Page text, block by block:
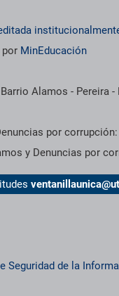
por MinEducación
Alamos - Pereira
por corrupción:
y Denuncias por
Seguridad de la